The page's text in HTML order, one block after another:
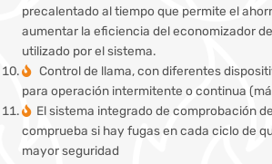
precalentado al tiempo que permite el
aumentar la eficiencia del economizador
utilizado por el sistema.
Control de llama, con diferentes
para operación intermitente o continua
El sistema integrado de comprobación
comprueba si hay fugas en cada ciclo de
mayor seguridad